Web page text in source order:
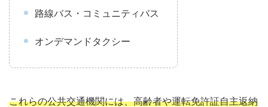
路線バス・コミュニティバス
オンデマンドタクシー
これらの公共交通機関には、高齢者や運転免許証自主返納